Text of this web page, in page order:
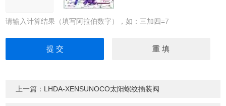
请输入计算结果（填写阿拉伯数字），如：三加四=7
上一篇： LHDA-XENSUNOCO太阳螺纹插装阀